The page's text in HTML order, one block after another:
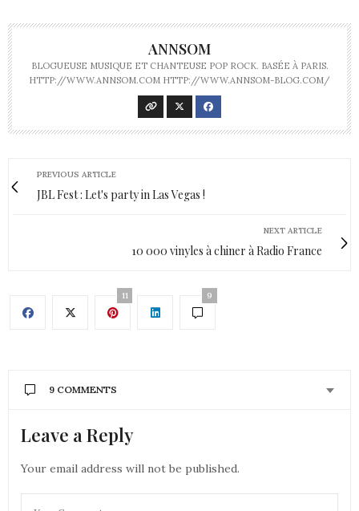
ANNSOM
BLOGUEUSE MUSIQUE ET CHANTEUSE POP ROCK. BASÉE À PARIS.
HTTP://WWW.ANNSOM.COM HTTP://WWW.ANNSOM-BLOG.COM/
PREVIOUS ARTICLE
JBL Fest : Let's party in Las Vegas !
NEXT ARTICLE
10 000 vinyles à chiner à Radio France
11 9
9 COMMENTS
CONSTANCE
2 AOÛT 2017 À 12 H 53 MIN
Top Top Top !! hâte de voir la suite !
OLIVIA
Leave a Reply
Your email address will not be published.